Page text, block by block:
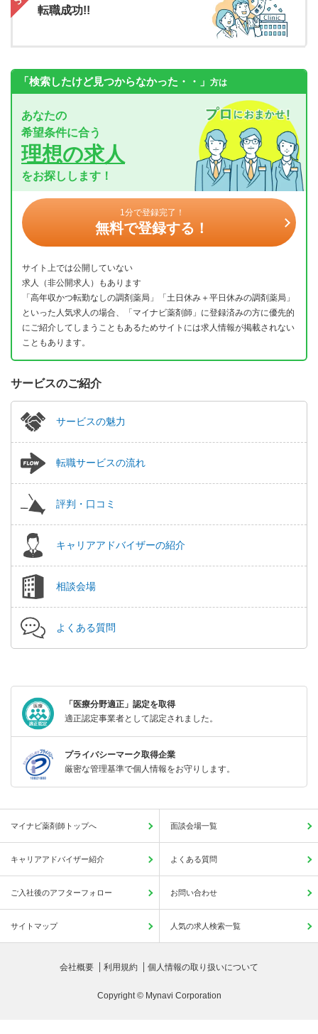
転職成功!!
「検索したけど見つからなかった・・」 方は
あなたの
希望条件に合う
理想の求人
をお探しします！
1分で登録完了！
無料で登録する！
サイト上では公開していない
求人（非公開求人）もあります
「高年収かつ転勤なしの調剤薬局」「土日休み＋平日休みの調剤薬局」
といった人気求人の場合、「マイナビ薬剤師」に登録済みの方に優先的
にご紹介してしまうこともあるためサイトには求人情報が掲載されない
こともあります。
サービスのご紹介
サービスの魅力
転職サービスの流れ
評判・口コミ
キャリアアドバイザーの紹介
相談会場
よくある質問
「医療分野適正」認定を取得
適正認定事業者として認定されました。
プライバシーマーク取得企業
厳密な管理基準で個人情報をお守りします。
マイナビ薬剤師トップへ 面談会場一覧
キャリアアドバイザー紹介 よくある質問
ご入社後のアフターフォロー お問い合わせ
サイトマップ 人気の求人検索一覧
会社概要 利用規約 個人情報の取り扱いについて
Copyright © Mynavi Corporation